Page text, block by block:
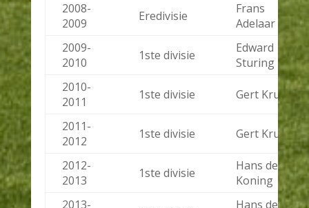
2008-
2009
Eredivisie
Frans
Adelaar
2009-
2010
1ste divisie
Edward
Sturing
2010-
2011
1ste divisie Gert Kruys
2011-
2012
1ste divisie Gert Kruys
2012-
2013
1ste divisie
Hans de
Koning
2013-
Hans de